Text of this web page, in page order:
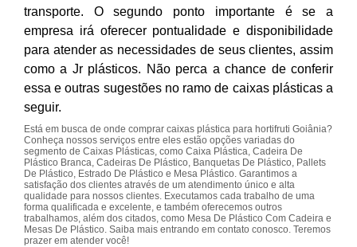
transporte. O segundo ponto importante é se a
empresa irá oferecer pontualidade e disponibilidade
para atender as necessidades de seus clientes, assim
como a Jr plásticos. Não perca a chance de conferir
essa e outras sugestões no ramo de caixas plásticas a
seguir.
Está em busca de onde comprar caixas plástica para hortifruti Goiânia?
Conheça nossos serviços entre eles estão opções variadas do
segmento de Caixas Plásticas, como Caixa Plástica, Cadeira De
Plástico Branca, Cadeiras De Plástico, Banquetas De Plástico, Pallets
De Plástico, Estrado De Plástico e Mesa Plástico. Garantimos a
satisfação dos clientes através de um atendimento único e alta
qualidade para nossos clientes. Executamos cada trabalho de uma
forma qualificada e excelente, e também oferecemos outros
trabalhamos, além dos citados, como Mesa De Plástico Com Cadeira e
Mesas De Plástico. Saiba mais entrando em contato conosco. Teremos
prazer em atender você!